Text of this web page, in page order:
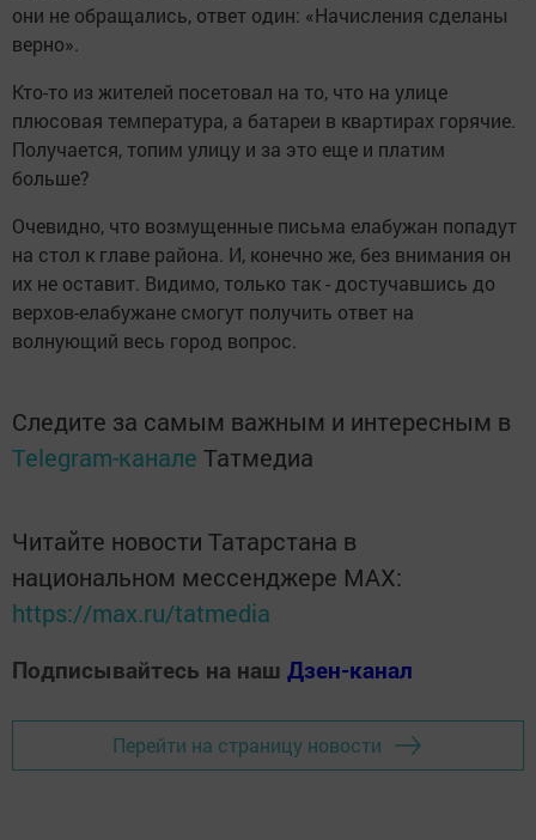
они не обращались, ответ один: «Начисления сделаны
верно».
Кто-то из жителей посетовал на то, что на улице
плюсовая температура, а батареи в квартирах горячие.
Получается, топим улицу и за это еще и платим
больше?
Очевидно, что возмущенные письма елабужан попадут
на стол к главе района. И, конечно же, без внимания он
их не оставит. Видимо, только так - достучавшись до
верхов-елабужане смогут получить ответ на
волнующий весь город вопрос.
Следите за самым важным и интересным в
Telegram-канале Татмедиа
Читайте новости Татарстана в
национальном мессенджере MАХ:
https://max.ru/tatmedia
Подписывайтесь на наш Дзен-канал
Перейти на страницу новости